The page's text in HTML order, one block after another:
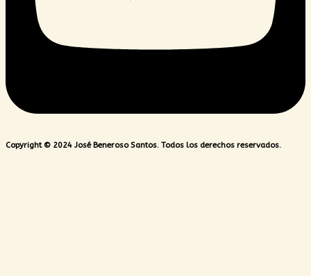
Copyright © 2024 José Beneroso Santos. Todos los derechos reservados.